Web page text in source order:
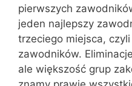
pierwszych
jeden najlepszy
trzeciego miejsca,
zawodników.
ale większość grup